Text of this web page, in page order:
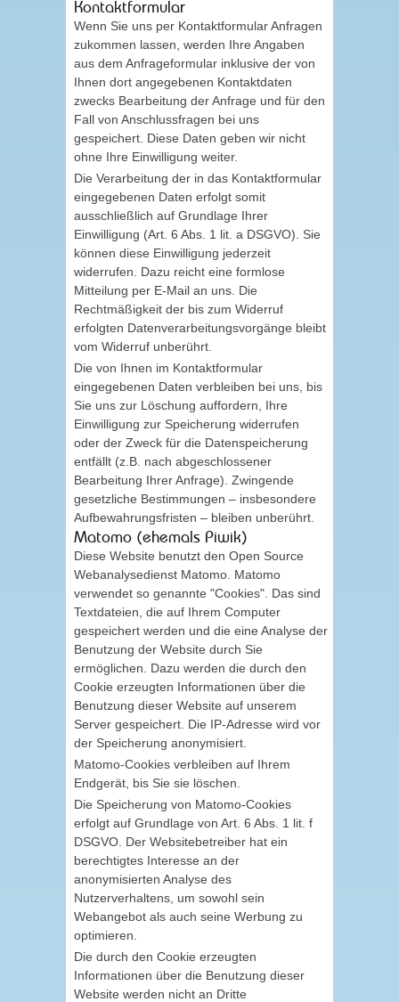
Kontaktformular
Wenn Sie uns per Kontaktformular Anfragen
zukommen lassen, werden Ihre Angaben
aus dem Anfrageformular inklusive der von
Ihnen dort angegebenen Kontaktdaten
zwecks Bearbeitung der Anfrage und für den
Fall von Anschlussfragen bei uns
gespeichert. Diese Daten geben wir nicht
ohne Ihre Einwilligung weiter.
Die Verarbeitung der in das Kontaktformular
eingegebenen Daten erfolgt somit
ausschließlich auf Grundlage Ihrer
Einwilligung (Art. 6 Abs. 1 lit. a DSGVO). Sie
können diese Einwilligung jederzeit
widerrufen. Dazu reicht eine formlose
Mitteilung per E-Mail an uns. Die
Rechtmäßigkeit der bis zum Widerruf
erfolgten Datenverarbeitungsvorgänge bleibt
vom Widerruf unberührt.
Die von Ihnen im Kontaktformular
eingegebenen Daten verbleiben bei uns, bis
Sie uns zur Löschung auffordern, Ihre
Einwilligung zur Speicherung widerrufen
oder der Zweck für die Datenspeicherung
entfällt (z.B. nach abgeschlossener
Bearbeitung Ihrer Anfrage). Zwingende
gesetzliche Bestimmungen – insbesondere
Aufbewahrungsfristen – bleiben unberührt.
Matomo (ehemals Piwik)
Diese Website benutzt den Open Source
Webanalysedienst Matomo. Matomo
verwendet so genannte "Cookies". Das sind
Textdateien, die auf Ihrem Computer
gespeichert werden und die eine Analyse der
Benutzung der Website durch Sie
ermöglichen. Dazu werden die durch den
Cookie erzeugten Informationen über die
Benutzung dieser Website auf unserem
Server gespeichert. Die IP-Adresse wird vor
der Speicherung anonymisiert.
Matomo-Cookies verbleiben auf Ihrem
Endgerät, bis Sie sie löschen.
Die Speicherung von Matomo-Cookies
erfolgt auf Grundlage von Art. 6 Abs. 1 lit. f
DSGVO. Der Websitebetreiber hat ein
berechtigtes Interesse an der
anonymisierten Analyse des
Nutzerverhaltens, um sowohl sein
Webangebot als auch seine Werbung zu
optimieren.
Die durch den Cookie erzeugten
Informationen über die Benutzung dieser
Website werden nicht an Dritte